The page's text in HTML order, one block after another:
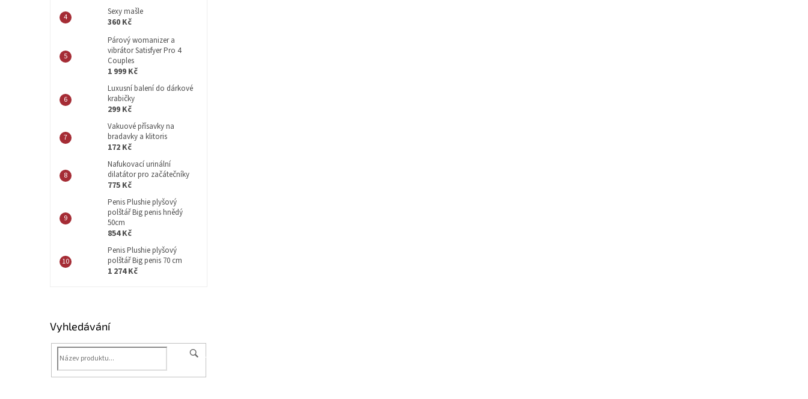
Sexy mašle
360 Kč
Párový womanizer a
vibrátor Satisfyer Pro 4
Couples
1 999 Kč
Luxusní balení do dárkové
krabičky
299 Kč
Vakuové přísavky na
bradavky a klitoris
172 Kč
Nafukovací urinální
dilatátor pro začátečníky
775 Kč
Penis Plushie plyšový
polštář Big penis hnědý
50cm
854 Kč
Penis Plushie plyšový
polštář Big penis 70 cm
1 274 Kč
Vyhledávání